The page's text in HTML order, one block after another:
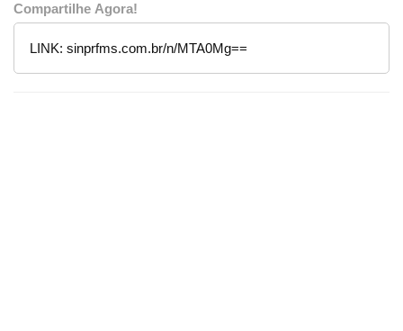
Compartilhe Agora!
LINK: sinprfms.com.br/n/MTA0Mg==